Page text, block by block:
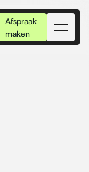
Afspraak
maken